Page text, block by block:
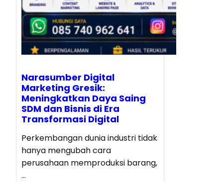
Narasumber Digital
Marketing Gresik:
Meningkatkan Daya Saing
SDM dan Bisnis di Era
Transformasi Digital
Perkembangan dunia industri tidak
hanya mengubah cara
perusahaan memproduksi barang,
…